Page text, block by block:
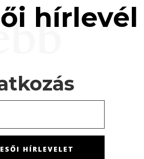
hírlevél
HÍRLEVELET